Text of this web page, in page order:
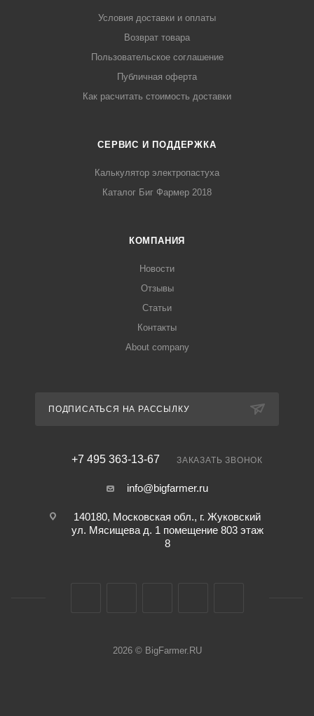
Условия доставки и оплаты
Возврат товара
Пользовательское соглашение
Публичная оферта
Как расчитать стоимость доставки
СЕРВИС И ПОДДЕРЖКА
Калькулятор электропастуха
Каталог Биг Фармер 2018
КОМПАНИЯ
Новости
Отзывы
Статьи
Контакты
About company
ПОДПИСАТЬСЯ НА РАССЫЛКУ
+7 495 363-13-67 ЗАКАЗАТЬ ЗВОНОК
info@bigfarmer.ru
140180, Московская обл., г. Жуковский
ул. Мясищева д. 1 помещение 803 этаж
8
2026 © BigFarmer.RU